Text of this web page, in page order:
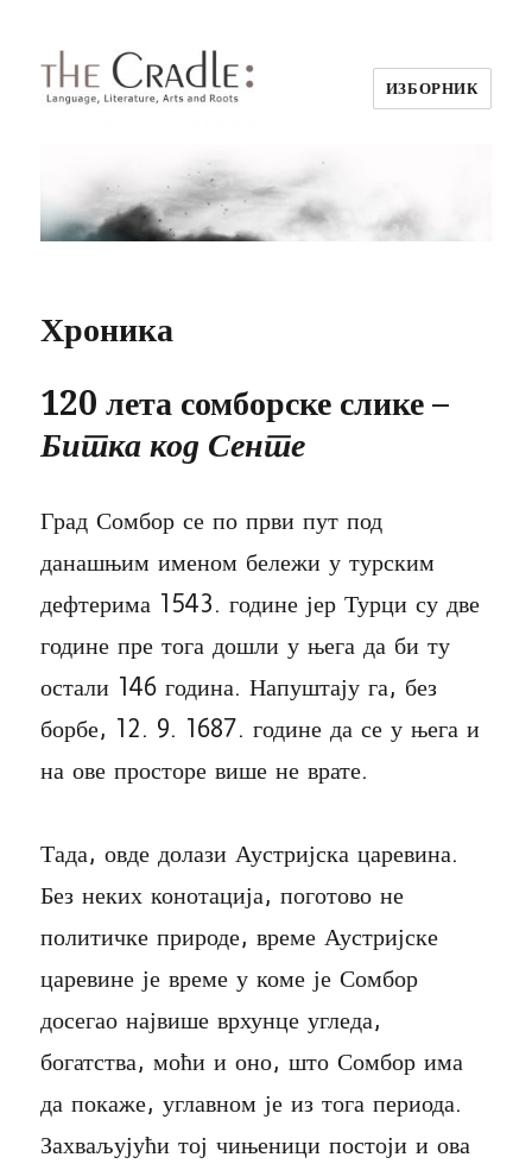
ИЗБОРНИК
Хроника
120 лета сомборске слике –
Битка код Сенте
Град Сомбор се по први пут под
данашњим именом бележи у турским
дефтерима 1543. године јер Турци су две
године пре тога дошли у њега да би ту
остали 146 година. Напуштају га, без
борбе, 12. 9. 1687. године да се у њега и
на ове просторе више не врате.
Тада, овде долази Аустријска царевина.
Без неких конотација, поготово не
политичке природе, време Аустријске
царевине је време у коме је Сомбор
досегао највише врхунце угледа,
богатства, моћи и оно, што Сомбор има
да покаже, углавном је из тога периода.
Захваљујући тој чињеници постоји и ова